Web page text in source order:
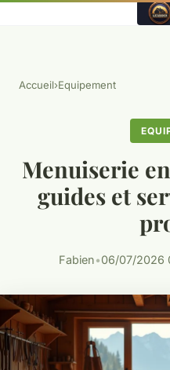
Accueil›Equipement
Menuiserie
guides et
Fabien•06/07/2026